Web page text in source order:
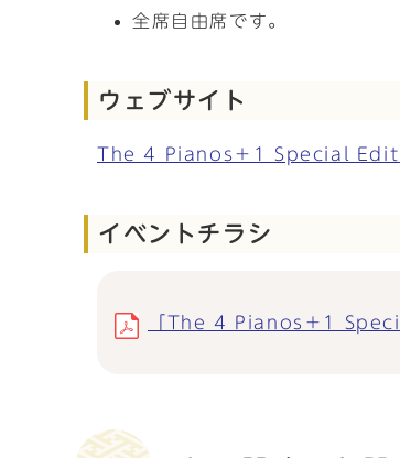
全席自由席です。
ウェブサイト
The 4 Pianos＋1 Special
イベントチラシ
「The 4 Pianos＋1